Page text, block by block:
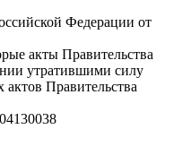
Федерации от
акты Правительства
утратившими силу
Правительства